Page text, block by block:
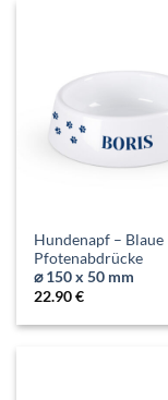
Hundenapf – Blaue
Pfotenabdrücke
⌀ 150 x 50 mm
22.90€